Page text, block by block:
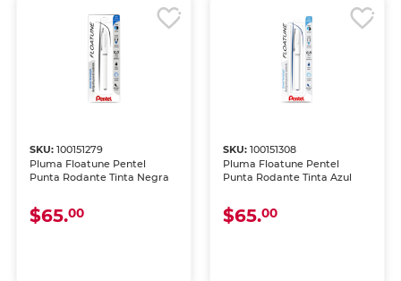
SKU:100151279
Pluma Floatune Pentel
Punta Rodante Tinta Negra
$65.00
SKU: 100151308
Pluma Floatune Pentel
Punta Rodante Tinta Azul
$65.00